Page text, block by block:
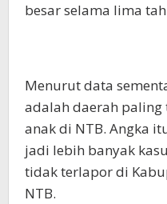
besar selama lima
Menurut data
adalah daerah
anak di NTB. Angka
jadi lebih banyak
tidak terlapor di
NTB.